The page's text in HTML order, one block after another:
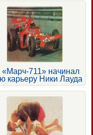
«Марч-711» начинал
карьеру Ники Лауда